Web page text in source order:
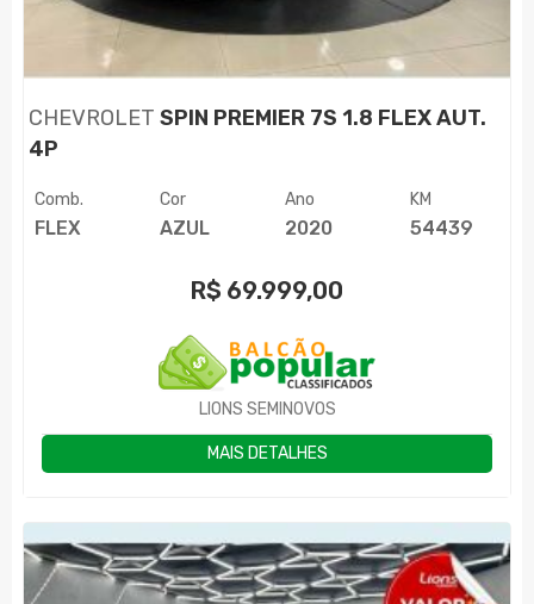
CHEVROLET SPIN PREMIER 7S 1.8 FLEX AUT.
4P
Comb.
FLEX
Cor
AZUL
Ano
2020
KM
54439
R$ 69.999,00
LIONS SEMINOVOS
MAIS DETALHES